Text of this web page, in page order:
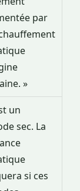
par
»
un
sec. La
si ces